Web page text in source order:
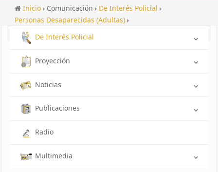
Inicio Comunicación
De Interés Policial
Personas Desaparecidas (Adultas)
Desaparecido OIJ San José: Maynor Álvarez Jiménez
De Interés Policial
Proyección
Noticias
Publicaciones
Radio
Multimedia